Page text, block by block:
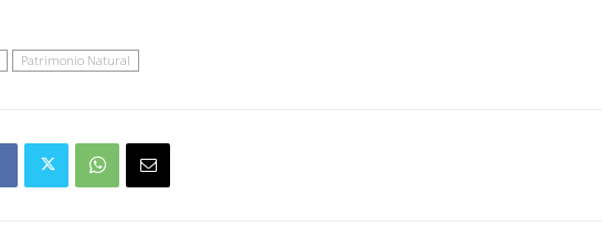
Patrimonio Natural